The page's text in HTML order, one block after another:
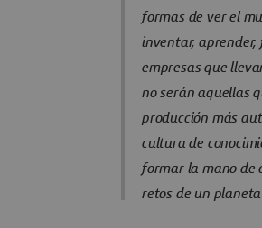
formas de ver el
inventar,
empresas que
no serán aquellas
producción más
cultura de
formar la mano de
retos de un